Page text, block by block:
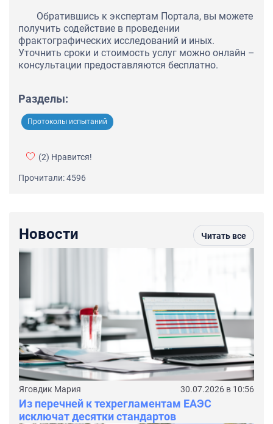
Обратившись к экспертам Портала, вы можете
получить содействие в проведении
фрактографических исследований и иных.
Уточнить сроки и стоимость услуг можно онлайн –
консультации предоставляются бесплатно.
Разделы:
Протоколы испытаний
(2) Нравится!
Прочитали: 4596
Новости Читать все
Яговдик Мария 30.07.2026 в 10:56
Из перечней к техрегламентам ЕАЭС
исключат десятки стандартов